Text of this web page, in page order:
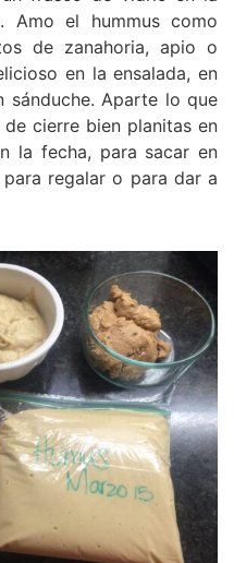
Amo el hummus como
de zanahoria, apio o
en la ensalada, en
sánduche. Aparte lo que
cierre bien planitas en
la fecha, para sacar en
regalar o para dar a